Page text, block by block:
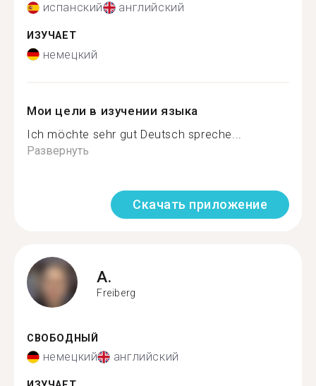
испанский английский
ИЗУЧАЕТ
немецкий
Мои цели в изучении языка
Ich möchte sehr gut Deutsch spreche...
Развернуть
Скачать приложение
A.
Freiberg
СВОБОДНЫЙ
немецкий английский